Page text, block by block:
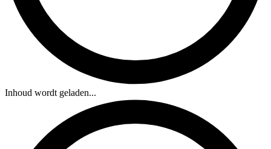
Inhoud wordt geladen...